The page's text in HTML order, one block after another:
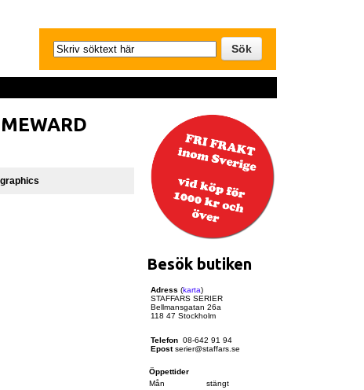
Besök butiken
Adress (karta)
STAFFARS SERIER
Bellmansgatan 26a
118 47 Stockholm
Telefon 08-642 91 94
Epostserier@staffars.se
Öppettider
Mån
stängt